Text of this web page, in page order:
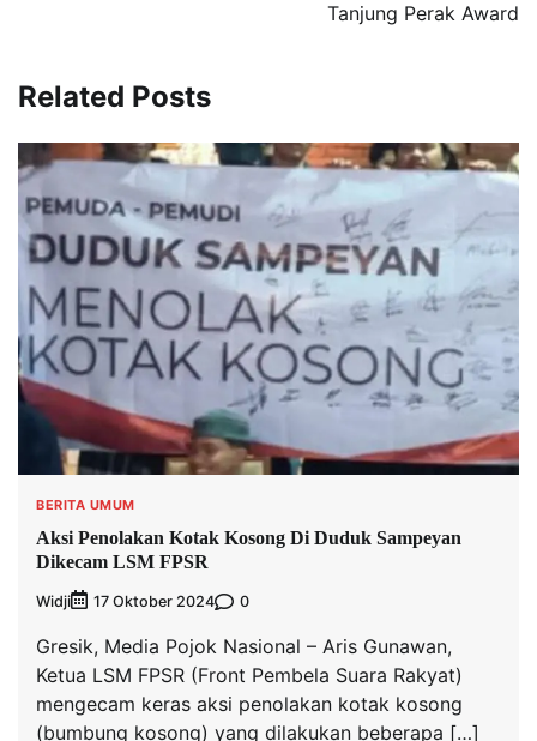
Tanjung Perak Award
Related Posts
BERITA UMUM
Aksi Penolakan Kotak Kosong Di Duduk Sampeyan
Dikecam LSM FPSR
Widji 17 Oktober 2024 0
Gresik, Media Pojok Nasional – Aris Gunawan,
Ketua LSM FPSR (Front Pembela Suara Rakyat)
mengecam keras aksi penolakan kotak kosong
(bumbung kosong) yang dilakukan beberapa […]